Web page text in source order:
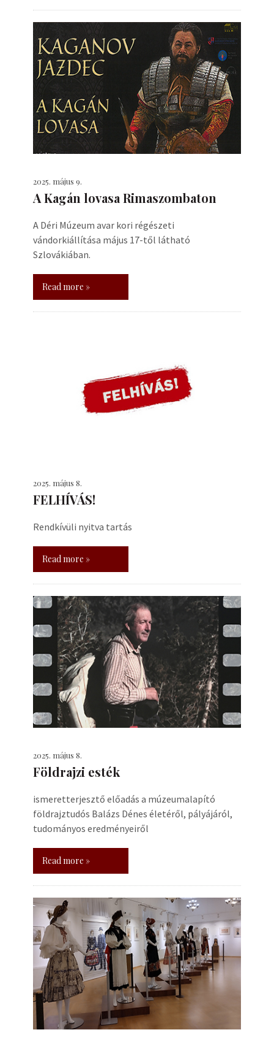
2025. május 9.
A Kagán lovasa Rimaszombaton
A Déri Múzeum avar kori régészeti
vándorkiállítása május 17-től látható
Szlovákiában.
Read more »
2025. május 8.
FELHÍVÁS!
Rendkívüli nyitva tartás
Read more »
2025. május 8.
Földrajzi esték
ismeretterjesztő előadás a múzeumalapító
földrajztudós Balázs Dénes életéről, pályájáról,
tudományos eredményeiről
Read more »